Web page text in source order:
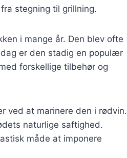
stegning til grillning.
i mange år. Den blev ofte
er den stadig en populær
forskellige tilbehør og
ved at marinere den i rødvin.
naturlige saftighed.
måde at imponere